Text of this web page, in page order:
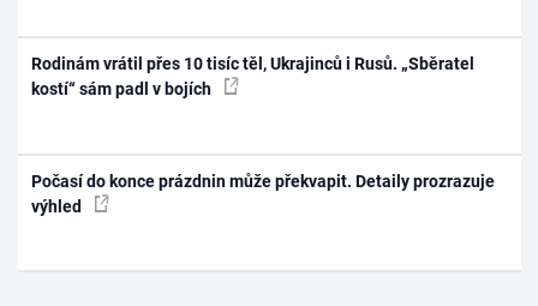
Rodinám vrátil přes 10 tisíc těl, Ukrajinců i Rusů. „Sběratel
kostí“ sám padl v bojích
Počasí do konce prázdnin může překvapit. Detaily prozrazuje
výhled